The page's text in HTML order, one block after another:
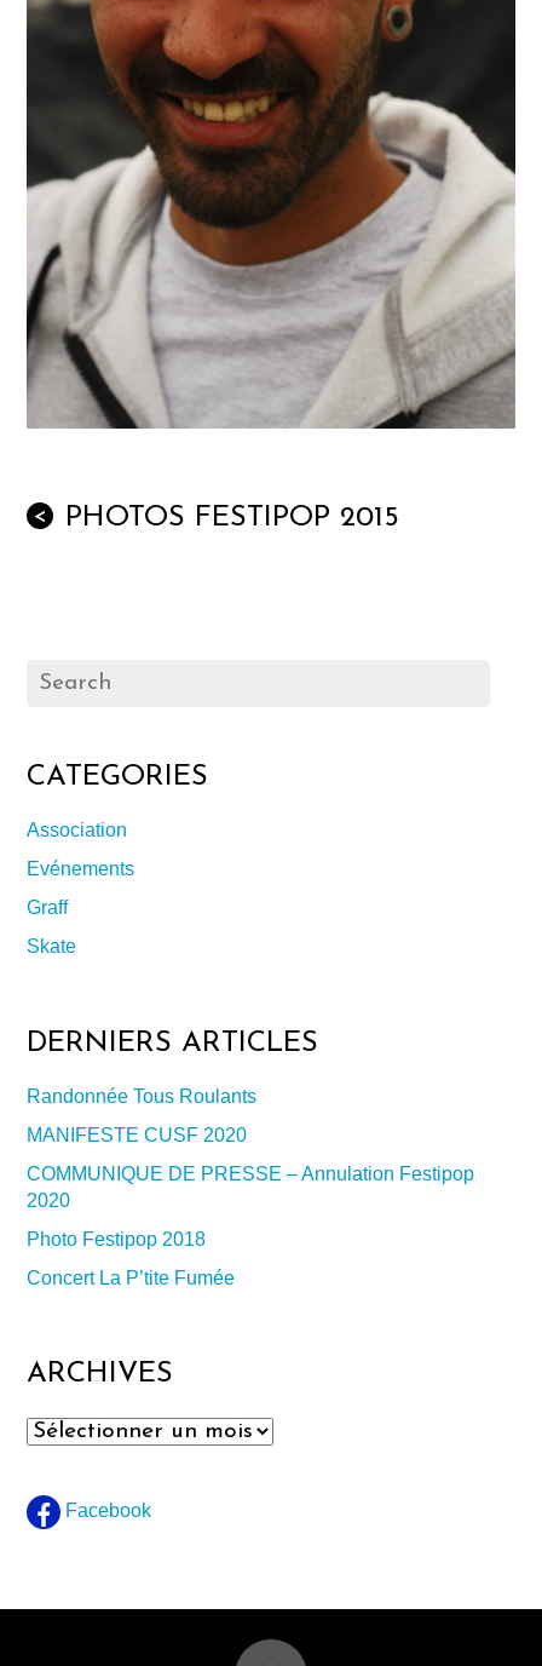
< PHOTOS FESTIPOP 2015
CATEGORIES
Association
Evénements
Graff
Skate
DERNIERS ARTICLES
Randonnée Tous Roulants
MANIFESTE CUSF 2020
COMMUNIQUE DE PRESSE – Annulation Festipop
2020
Photo Festipop 2018
Concert La P’tite Fumée
ARCHIVES
Archives
Facebook